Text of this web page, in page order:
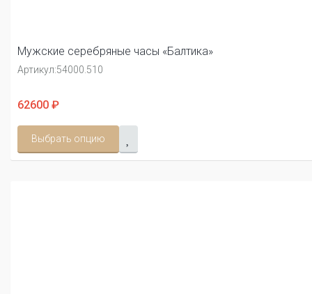
Мужские серебряные часы «Балтика»
Артикул:54000.510
62600 ₽
Выбрать опцию